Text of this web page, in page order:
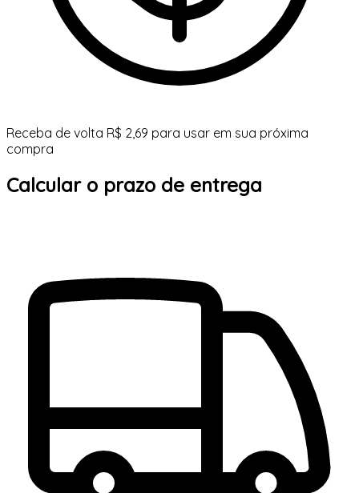
Receba de volta R$ 2,69 para usar em sua próxima
compra
Calcular o prazo de entrega